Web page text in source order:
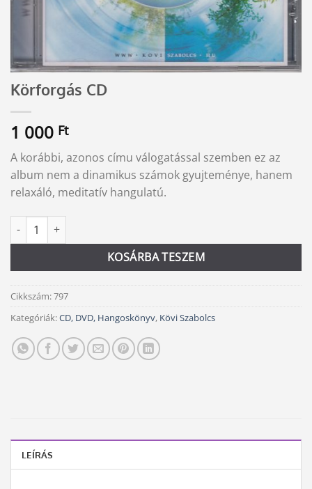
Körforgás CD
1 000 Ft
A korábbi, azonos címu válogatással szemben ez az
album nem a dinamikus számok gyujteménye, hanem
relaxáló, meditatív hangulatú.
Körforgás CD mennyiség
KOSÁRBA TESZEM
Alternative:
Cikkszám:797
Kategóriák:CD, DVD, Hangoskönyv, Kövi Szabolcs
LEÍRÁS